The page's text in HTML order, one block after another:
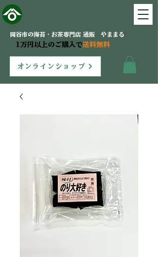
岡谷市の海苔・お茶専門店 通販 やままる
1万円以上のご購入で送料無料
オンラインショップ